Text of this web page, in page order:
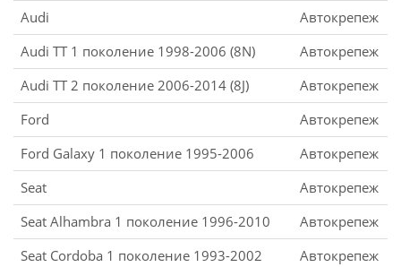
Audi
Автокрепеж
Audi TT 1 поколение 1998-2006 (8N)
Автокрепеж
Audi TT 2 поколение 2006-2014 (8J)
Автокрепеж
Ford
Автокрепеж
Ford Galaxy 1 поколение 1995-2006
Автокрепеж
Seat
Автокрепеж
Seat Alhambra 1 поколение 1996-2010
Автокрепеж
Seat Cordoba 1 поколение 1993-2002
Автокрепеж